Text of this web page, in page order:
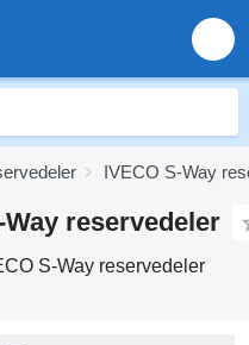
IVECO S-Way
reservedeler
S-Way reservedeler